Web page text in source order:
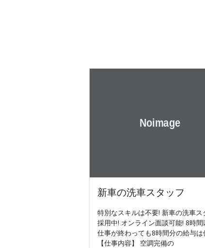
新車の洗車スタッフ
特別なスキルは不要! 新車の洗車ス
採用中! オンライン面談可能! 8時間
仕事が終わっても8時間分の給与は
【仕事内容】 空調完備の